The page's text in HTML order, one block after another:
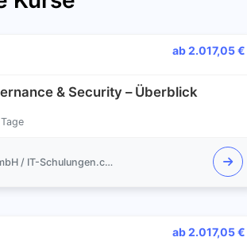
ab 2.017,05 €
& Security – Überblick
New Elements GmbH / IT-Schulungen.com
ab 2.017,05 €